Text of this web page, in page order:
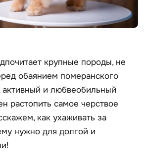
крупные породы, не
обаянием померанского
и любвеобильный
растопить самое черствое
как ухаживать за
нужно для долгой и